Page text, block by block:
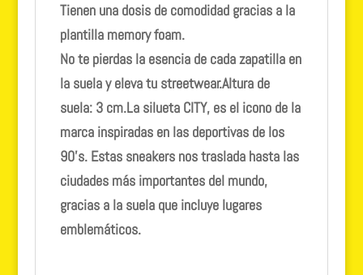
Tienen una dosis de comodidad gracias a la
plantilla memory foam.
No te pierdas la esencia de cada zapatilla en
la suela y eleva tu streetwear.Altura de
suela: 3 cm.La silueta CITY, es el icono de la
marca inspiradas en las deportivas de los
90’s. Estas sneakers nos traslada hasta las
ciudades más importantes del mundo,
gracias a la suela que incluye lugares
emblemáticos.